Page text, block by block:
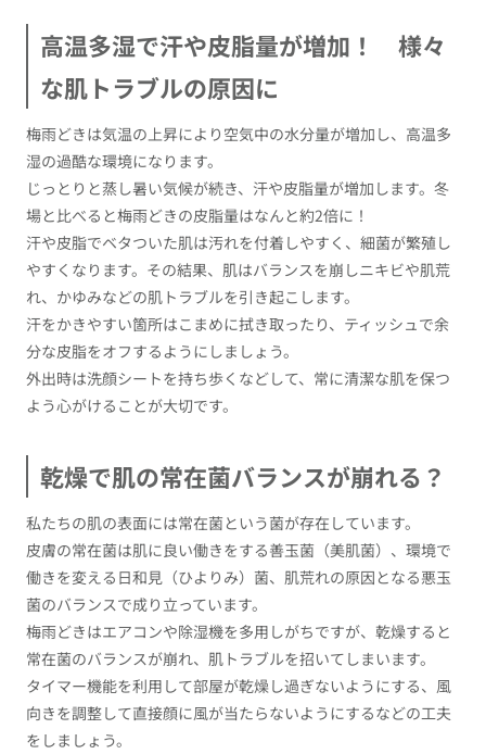
高温多湿で汗や皮脂量が増加！ 様々
な肌トラブルの原因に
梅雨どきは気温の上昇により空気中の水分量が増加し、高温多
湿の過酷な環境になります。
じっとりと蒸し暑い気候が続き、汗や皮脂量が増加します。冬
場と比べると梅雨どきの皮脂量はなんと約2倍に！
汗や皮脂でベタついた肌は汚れを付着しやすく、細菌が繁殖し
やすくなります。その結果、肌はバランスを崩しニキビや肌荒
れ、かゆみなどの肌トラブルを引き起こします。
汗をかきやすい箇所はこまめに拭き取ったり、ティッシュで余
分な皮脂をオフするようにしましょう。
外出時は洗顔シートを持ち歩くなどして、常に清潔な肌を保つ
よう心がけることが大切です。
乾燥で肌の常在菌バランスが崩れる？
私たちの肌の表面には常在菌という菌が存在しています。
皮膚の常在菌は肌に良い働きをする善玉菌（美肌菌）、環境で
働きを変える日和見（ひよりみ）菌、肌荒れの原因となる悪玉
菌のバランスで成り立っています。
梅雨どきはエアコンや除湿機を多用しがちですが、乾燥すると
常在菌のバランスが崩れ、肌トラブルを招いてしまいます。
タイマー機能を利用して部屋が乾燥し過ぎないようにする、風
向きを調整して直接顔に風が当たらないようにするなどの工夫
をしましょう。